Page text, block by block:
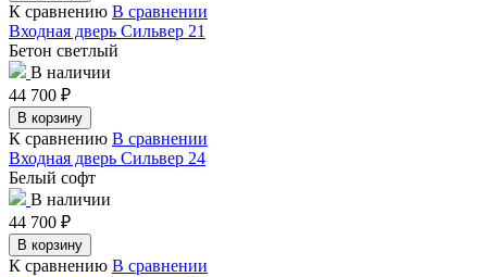
К сравнению В сравнении
Входная дверь Сильвер 21
Бетон светлый
В наличии
44 700 ₽
В корзину
К сравнению В сравнении
Входная дверь Сильвер 24
Белый софт
В наличии
44 700 ₽
В корзину
К сравнению В сравнении